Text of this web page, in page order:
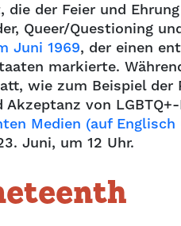
der Feier und
Queer/Questioning
Juni 1969, der einen
markierte.
wie zum Beispiel der
von
Medien (auf Englisch
Juni, um 12 Uhr.